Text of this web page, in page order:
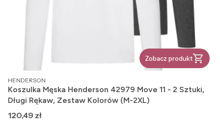
Zobacz produkt
PRODUCENT
HENDERSON
Koszulka Męska Henderson 42979 Move 11 - 2 Sztuki,
Długi Rękaw, Zestaw Kolorów (M-2XL)
Cena
120,49 zł